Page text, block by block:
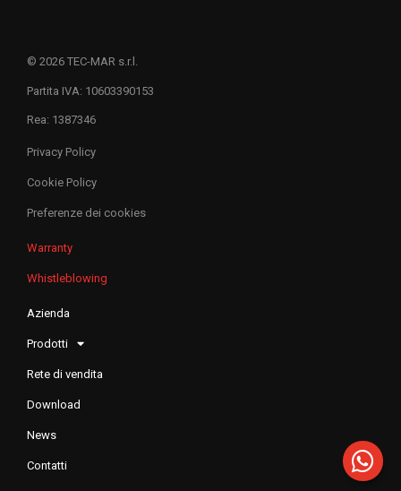
© 2026 TEC-MAR s.r.l.
Partita IVA: 10603390153
Rea: 1387346
Privacy Policy
Cookie Policy
Preferenze dei cookies
Warranty
Whistleblowing
Azienda
Prodotti
Rete di vendita
Download
News
Contatti